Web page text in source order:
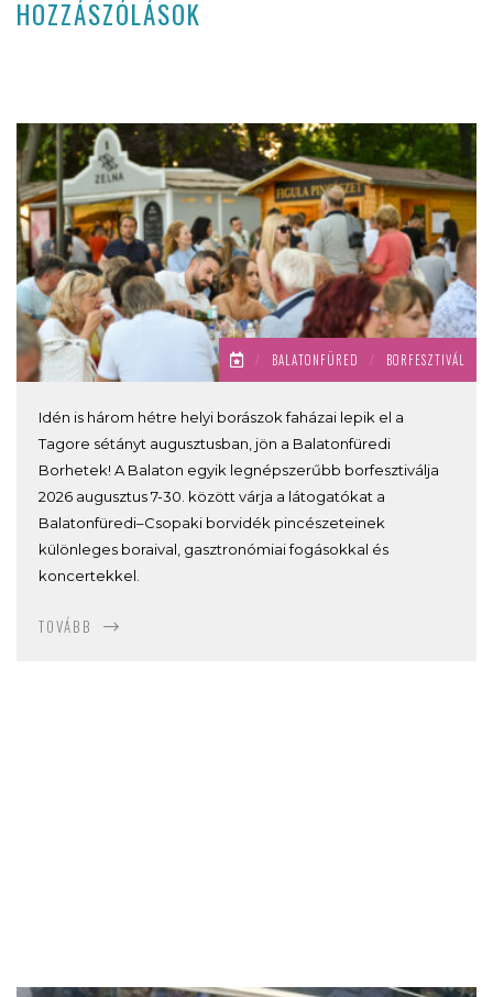
HOZZÁSZÓLÁSOK
/ BALATONFÜRED / BORFESZTIVÁL
Idén is három hétre helyi borászok faházai lepik el a
Tagore sétányt augusztusban, jön a Balatonfüredi
Borhetek! A Balaton egyik legnépszerűbb borfesztiválja
2026 augusztus 7-30. között várja a látogatókat a
Balatonfüredi–Csopaki borvidék pincészeteinek
különleges boraival, gasztronómiai fogásokkal és
koncertekkel.
TOVÁBB